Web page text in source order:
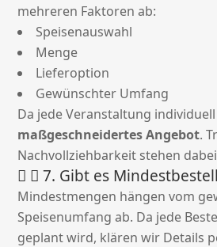
mehreren Faktoren ab:
Speisenauswahl
Menge
Lieferoption
Gewünschter Umfang
Da jede Veranstaltung
maßgeschneidertes Angebot.
Nachvollziehbarkeit stehen
7. Gibt es
Mindestmengen hängen vom
Speisenumfang ab. Da jede
geplant wird, klären wir Details